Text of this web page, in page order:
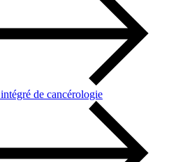
de cancérologie